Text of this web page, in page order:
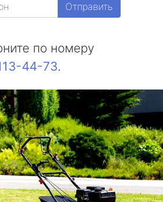
Отправить
по номеру
44-73.